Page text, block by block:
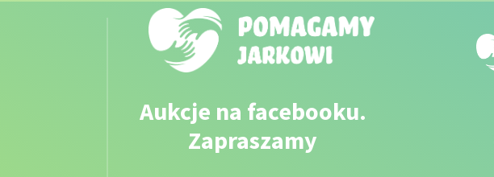
Aukcje na facebooku.
Zapraszamy